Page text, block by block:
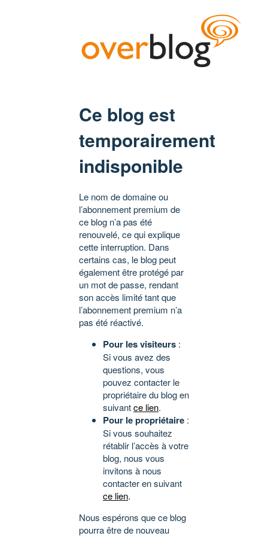
Ce blog est
temporairement
indisponible
Le nom de domaine ou
l’abonnement premium de
ce blog n’a pas été
renouvelé, ce qui explique
cette interruption. Dans
certains cas, le blog peut
également être protégé par
un mot de passe, rendant
son accès limité tant que
l’abonnement premium n’a
pas été réactivé.
Pour les visiteurs :
Si vous avez des
questions, vous
pouvez contacter le
propriétaire du blog en
suivantce lien.
Pour le propriétaire :
Si vous souhaitez
rétablir l’accès à votre
blog, nous vous
invitons à nous
contacter en suivant
ce lien.
Nous espérons que ce blog
pourra être de nouveau